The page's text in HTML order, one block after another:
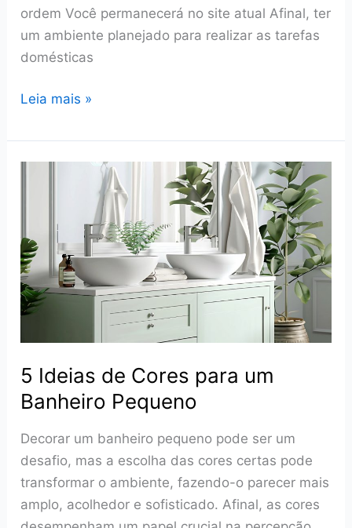
ordem Você permanecerá no site atual Afinal, ter
um ambiente planejado para realizar as tarefas
domésticas
Área
serviço
planejada:
inteligentes
para
um
apartamento
pequeno
Leia mais »
5 Ideias de Cores para um
Banheiro Pequeno
Decorar um banheiro pequeno pode ser um
desafio, mas a escolha das cores certas pode
transformar o ambiente, fazendo-o parecer mais
amplo, acolhedor e sofisticado. Afinal, as cores